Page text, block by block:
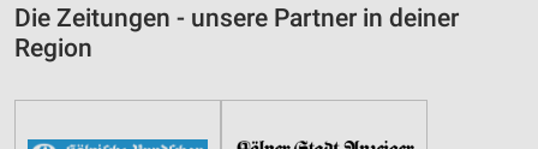
Die Zeitungen - unsere Partner in deiner
Region